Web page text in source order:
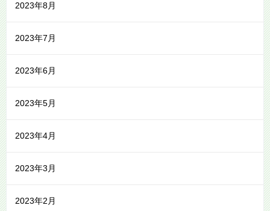
2023年8月
2023年7月
2023年6月
2023年5月
2023年4月
2023年3月
2023年2月